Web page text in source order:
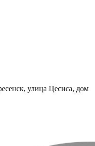
улица Цесиса, дом